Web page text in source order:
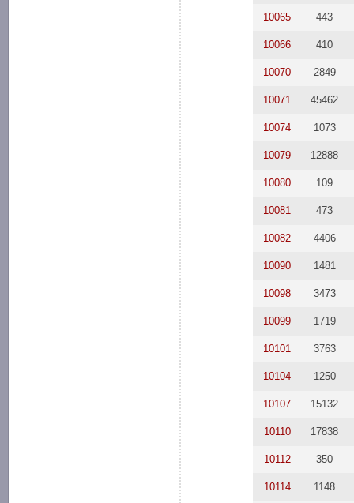
10065 443
10066 410
10070 2849
10071 45462
10074 1073
10079 12888
10080 109
10081 473
10082 4406
10090 1481
10098 3473
10099 1719
10101 3763
10104 1250
10107 15132
10110 17838
10112 350
10114 1148